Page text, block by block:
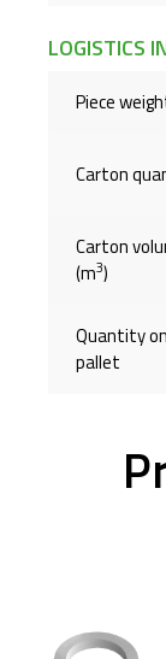
LOGISTICS
Piece
Carton
Carton
(m3)
Quantity on
pallet